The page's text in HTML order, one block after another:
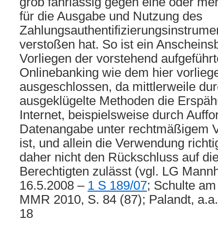
für die Ausgabe und Nutzung des
verstoßen hat. So ist ein
Vorliegen der vorstehend
Onlinebanking wie dem hier
ausgeschlossen, da mittlerweile
ausgeklügelte Methoden die
Internet, beispielsweise durch
Datenangabe unter rechtmäßigem
ist, und allein die Verwendung
daher nicht den Rückschluss auf
Berechtigten zulässt (vgl. LG
16.5.2008 – 1 S 189/07; Schulte
MMR 2010, S. 84 (87); Palandt,
18